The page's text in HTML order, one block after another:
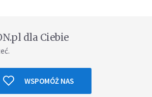
dla Ciebie
WSPOMÓŻ NAS